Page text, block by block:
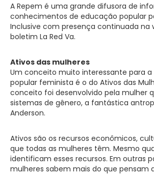
A Repem é uma grande difusora de
conhecimentos de educação popular
Inclusive com presença continuada na
boletim La Red Va.
Ativos das mulheres
Um conceito muito interessante para
popular feminista é o do Ativos das
conceito foi desenvolvido pela mulher
sistemas de gênero, a fantástica
Anderson.
Ativos são os recursos econômicos,
que todas as mulheres têm. Mesmo
identificam esses recursos. Em outras
mulheres sabem mais do que pensam